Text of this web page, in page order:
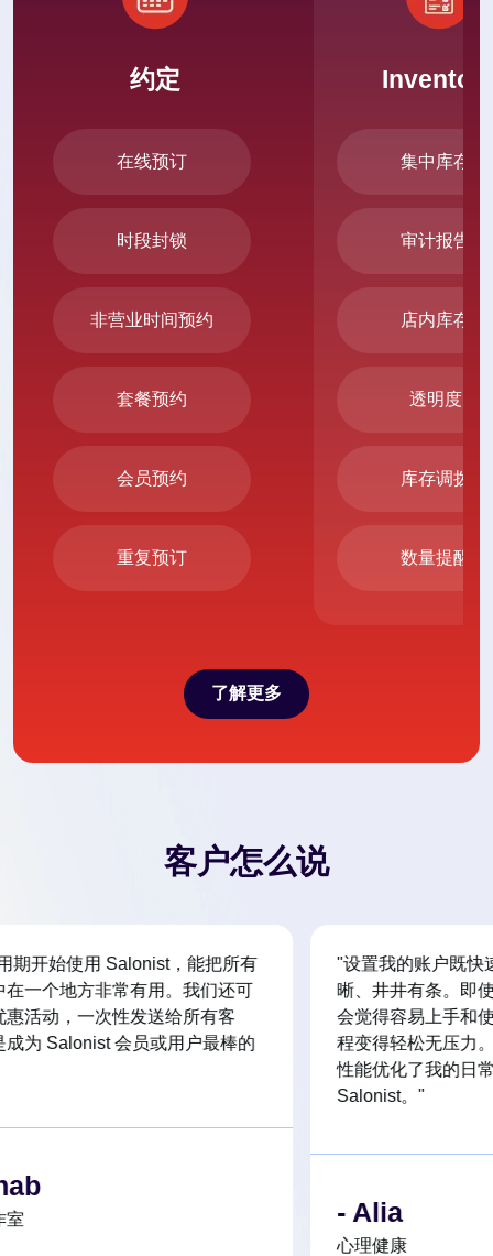
约定
在线预订
时段封锁
非营业时间预约
套餐预约
会员预约
重复预订
集中库存
审计报告
店内库存
透明度
库存调拨
数量提醒
了解更多
客户怎么说
期开始使用 Salonist，能把所有
一个地方非常有用。我们还可
活动，一次性发送给所有客
为 Salonist 会员或用户最棒的
"设置我的账户既快
晰、井井有条。即
会觉得容易上手和
程变得轻松无压力
性能优化了我的日
Salonist。"
- Alia
心理健康